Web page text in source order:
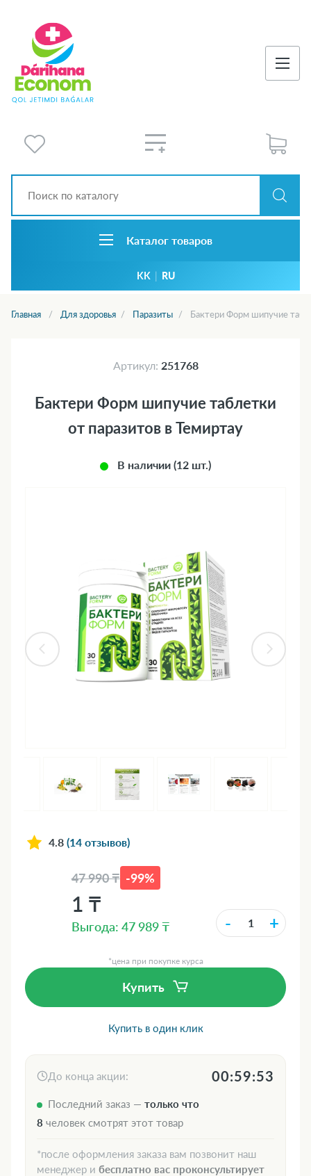
Каталог товаров
KK | RU
Главная Для здоровья Паразиты Бактери Форм шипучие
Артикул: 251768
В наличии (12 шт.)
Бактери Форм шипучие таблетки
от паразитов в Темиртау
4.8 (14 отзывов)
47 990 ₸ -99%
1 ₸
Выгода: 47 989 ₸ - +
*цена при покупке курса
Купить
Купить в один клик
До конца акции: 00:59:52
Последний заказ — только что
8 человек смотрят этот товар
*после оформления заказа вам позвонит наш
менеджер и бесплатно вас проконсультирует